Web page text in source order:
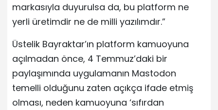
markasıyla duyurulsa da, bu platform ne
yerli üretimdir ne de milli yazılımdır.”
Üstelik Bayraktar’ın platform kamuoyuna
açılmadan önce, 4 Temmuz’daki bir
paylaşımında uygulamanın Mastodon
temelli olduğunu zaten açıkça ifade etmiş
olması, neden kamuoyuna ‘sıfırdan